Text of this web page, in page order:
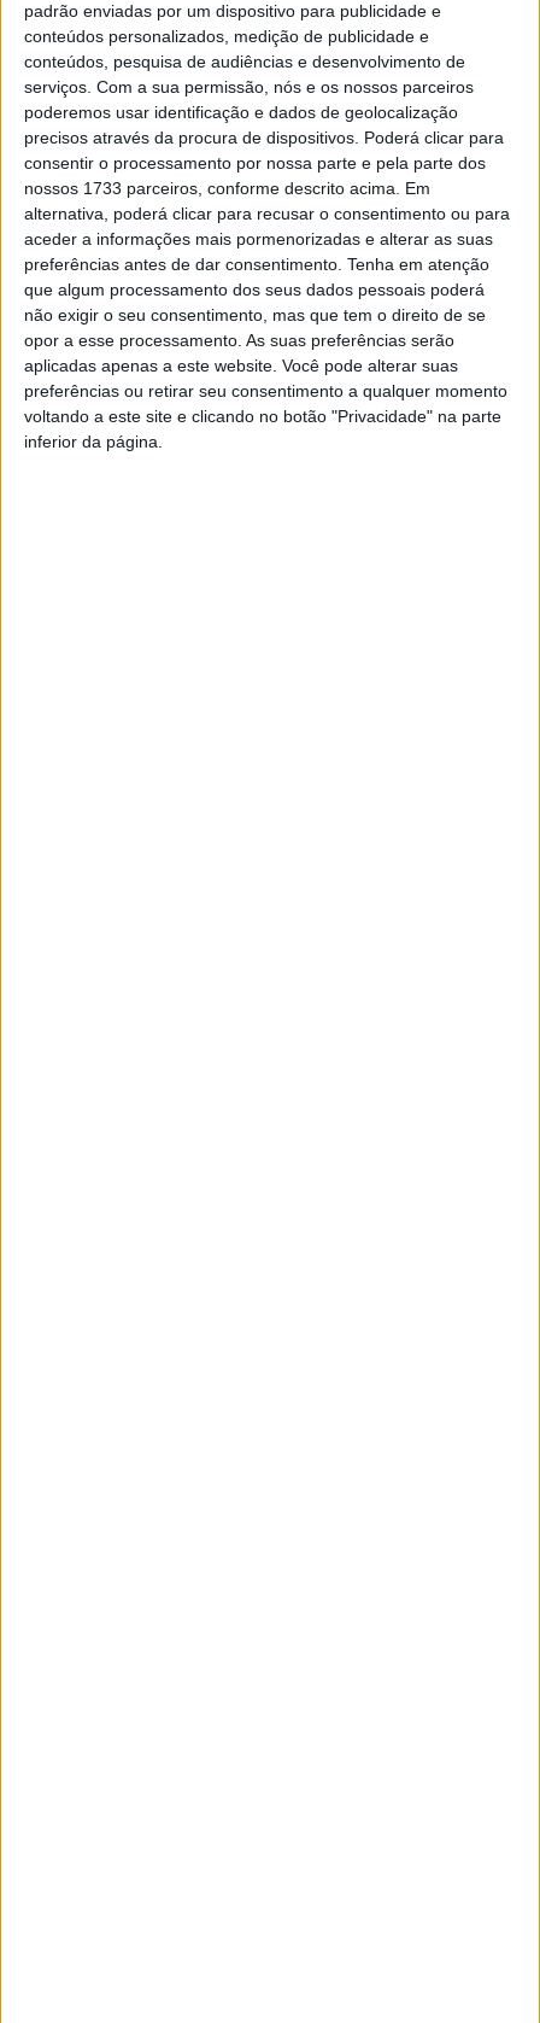
padrão enviadas por um dispositivo para publicidade e
conteúdos personalizados, medição de publicidade e
conteúdos, pesquisa de audiências e desenvolvimento de
serviços. Com a sua permissão, nós e os nossos parceiros
poderemos usar identificação e dados de geolocalização
precisos através da procura de dispositivos. Poderá clicar para
consentir o processamento por nossa parte e pela parte dos
nossos 1733 parceiros, conforme descrito acima. Em
alternativa, poderá clicar para recusar o consentimento ou para
aceder a informações mais pormenorizadas e alterar as suas
preferências antes de dar consentimento. Tenha em atenção
que algum processamento dos seus dados pessoais poderá
não exigir o seu consentimento, mas que tem o direito de se
opor a esse processamento. As suas preferências serão
aplicadas apenas a este website. Você pode alterar suas
preferências ou retirar seu consentimento a qualquer momento
voltando a este site e clicando no botão "Privacidade" na parte
inferior da página.
Não muito longe está oAvanca, com 27 pontos, mais
menos um jogo que o Académico de Viseu, embora
tenham que defrontar oFC Porto.
Na próxima jornada o Académico de Viseu vai receber no
Pavilhão Cidade de Viseu o Sporting, atual líder do
campeonato, equipa ainda sem qualquer derrota nos 18
jogos disputados, tendo empatado apenas por duas
vezes.
O jogo está agendado para sábado, dia 01 de abril, pelas
15:00.
Esta e outras notícias para ouvir na Estação Diária – 96.8
FM ou em
www.968.fm